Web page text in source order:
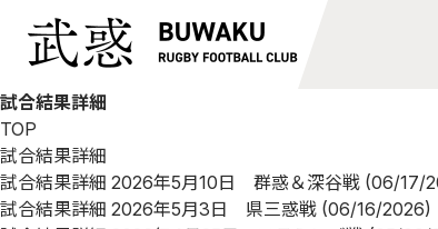
試合結果詳細
TOP
試合結果詳細
試合結果詳細 2026年5月10日 群惑＆深谷戦 (06/17/
試合結果詳細 2026年5月3日 県三惑戦 (06/16/2026)